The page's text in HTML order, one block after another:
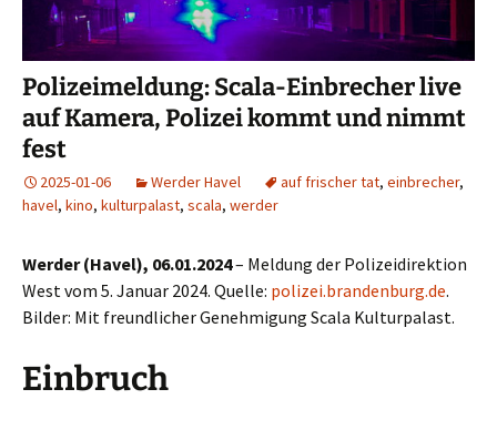
Polizeimeldung: Scala-Einbrecher live
auf Kamera, Polizei kommt und nimmt
fest
2025-01-06 Werder Havel auf frischer tat, einbrecher,
havel, kino, kulturpalast, scala, werder
Werder (Havel), 06.01.2024– Meldung der Polizeidirektion
West vom 5. Januar 2024. Quelle: polizei.brandenburg.de.
Bilder: Mit freundlicher Genehmigung Scala Kulturpalast.
Einbruch